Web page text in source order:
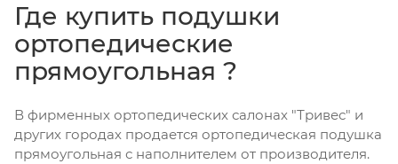
Где купить подушки
ортопедические
прямоугольная ?
В фирменных ортопедических салонах "Тривес" и
других городах продается ортопедическая подушка
прямоугольная с наполнителем от производителя.